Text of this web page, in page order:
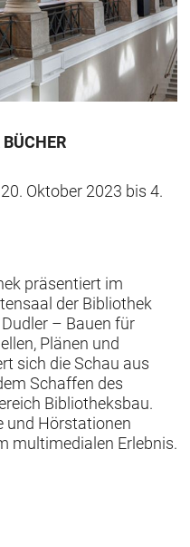
20. Oktober 2023 bis 4.
präsentiert im
der Bibliothek
– Bauen für
Plänen und
sich die Schau aus
Schaffen des
Bibliotheksbau.
und Hörstationen
multimedialen Erlebnis.